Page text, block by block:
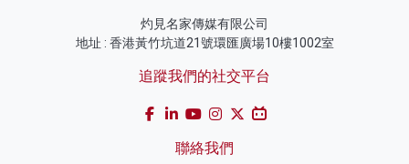
灼見名家傳媒有限公司
地址 : 香港黃竹坑道21號環匯廣場10樓1002室
追蹤我們的社交平台
聯絡我們